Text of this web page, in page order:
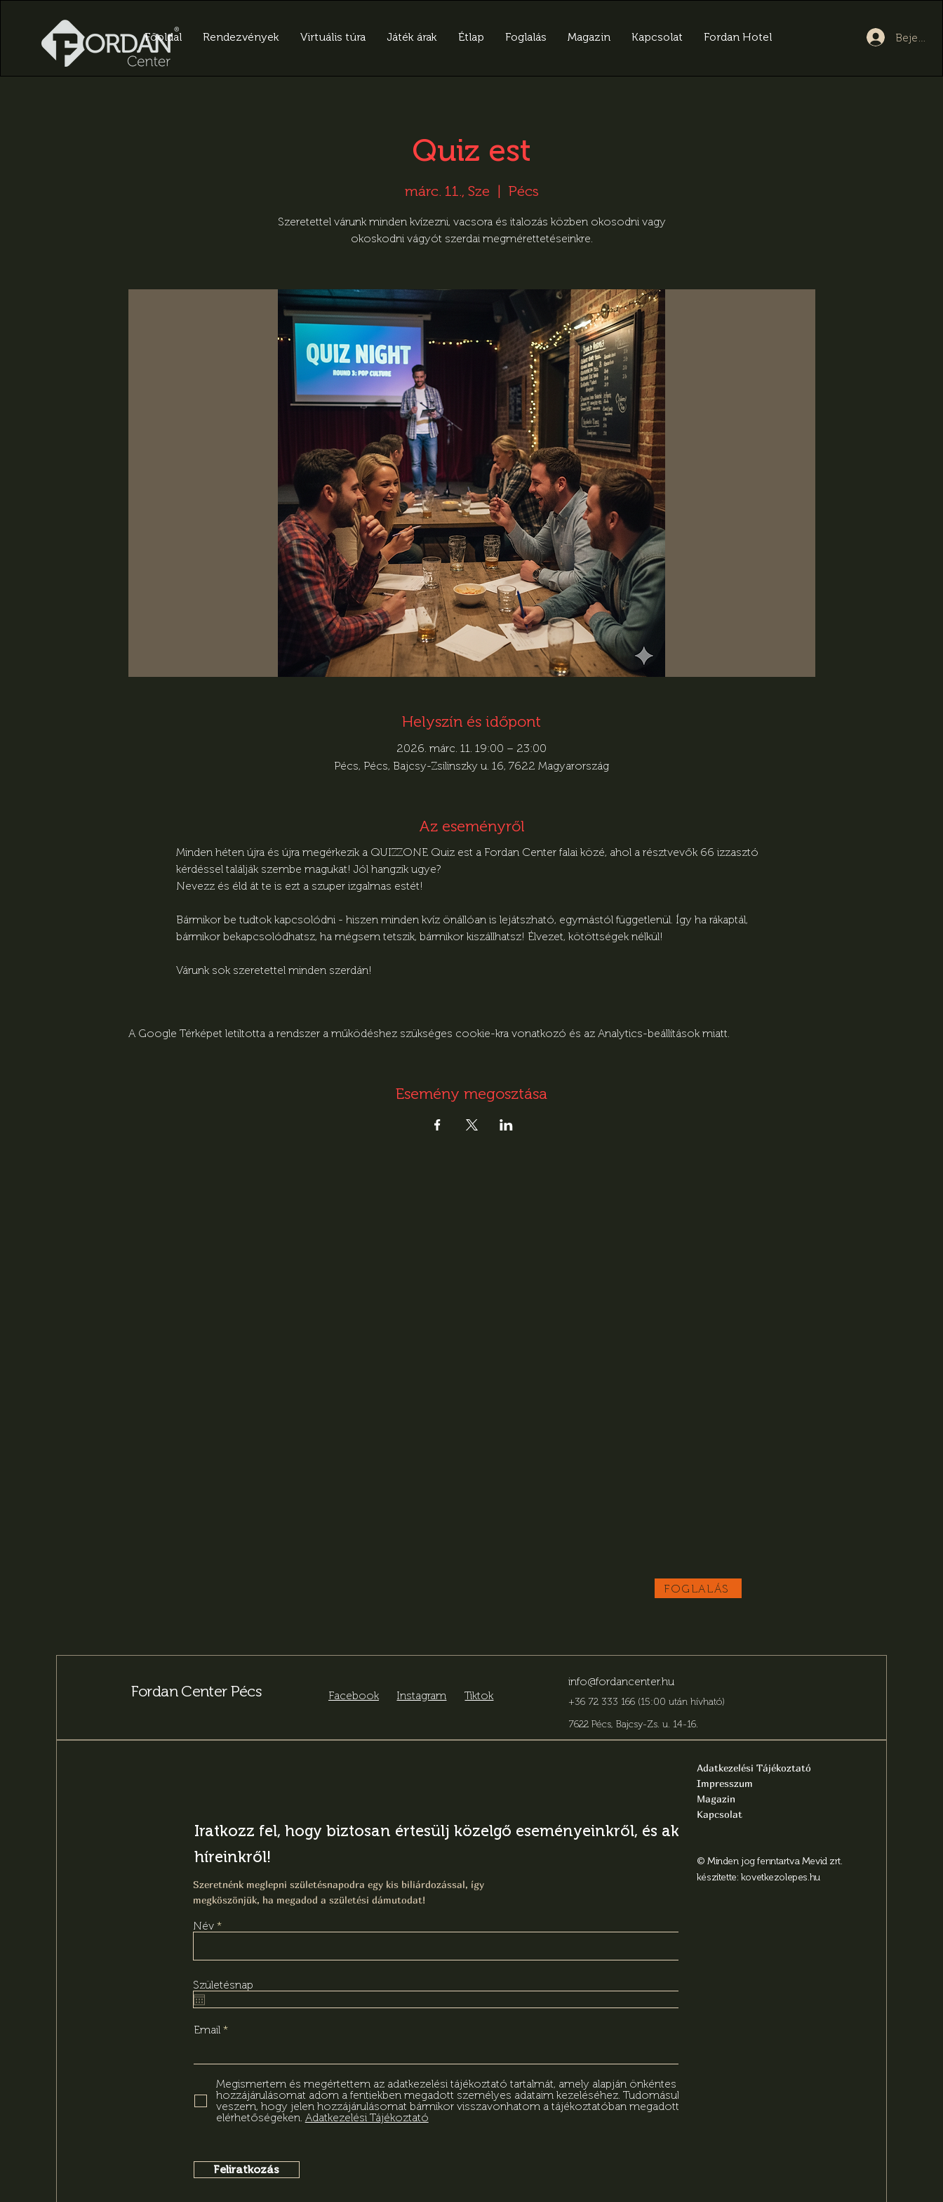
Főoldal Rendezvények Virtuális túra Játék árak Étlap Foglalás Magazin Kapcsolat Fordan Hotel
Quiz est
márc. 11., Sze
  |
Pécs
Szeretettel várunk minden kvízezni, vacsora és italozás közben okosodni vagy
okoskodni vágyót szerdai megmérettetéseinkre.
Helyszín és időpont
2026. márc. 11. 19:00 – 23:00
Pécs, Pécs, Bajcsy-Zsilinszky u. 16, 7622 Magyarország
Az eseményről
Minden héten újra és újra megérkezik a QUIZZONE Quiz est a Fordan Center falai közé, ahol a résztvevők 66 izzasztó
kérdéssel találják szembe magukat! Jól hangzik ugye?
Nevezz és éld át te is ezt a szuper izgalmas estét!
Bármikor be tudtok kapcsolódni - hiszen minden kvíz önállóan is lejátszható, egymástól függetlenül. Így ha rákaptál,
bármikor bekapcsolódhatsz, ha mégsem tetszik, bármikor kiszállhatsz! Élvezet, kötöttségek nélkül!
Várunk sok szeretettel minden szerdán!
A Google Térképet letiltotta a rendszer a működéshez szükséges cookie-kra vonatkozó és az Analytics-beállítások miatt.
Esemény megosztása
FOGLALÁS
Fordan Center Pécs Facebook Instagram Tiktok
info@fordancenter.hu
+36 72 333 166 (15:00 után hívható)
7622 Pécs, Bajcsy-Zs. u. 14-16.
Iratkozz fel, hogy biztosan értesülj közelgő eseményeinkről, és aktuális
híreinkről!
Szeretnénk meglepni születésnapodra egy kis biliárdozással, így
megköszönjük, ha megadod a születési dámutodat!
Név
Születésnap
Email
Megismertem és megértettem az adatkezelési tájékoztató tartalmát, amely alapján önkéntes
hozzájárulásomat adom a fentiekben megadott személyes adataim kezeléséhez. Tudomásul
veszem, hogy jelen hozzájárulásomat bármikor visszavonhatom a tájékoztatóban megadott
elérhetőségeken. Adatkezelési Tájékoztató
Feliratkozás
Adatkezelési Tájékoztató
Impresszum
Magazin
Kapcsolat
© Minden jog fenntartva Mevid zrt.
készítette: kovetkezolepes.hu